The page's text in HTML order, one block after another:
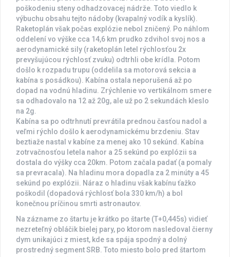
poškodeniu steny odhadzovacej nádrže. Toto viedlo k
výbuchu obsahu tejto nádoby (kvapalný vodík a kyslík).
Raketoplán však počas explózie nebol zničený. Po náhlom
oddelení vo výške cca 14,6 km prudko zdvihol svoj nos a
aerodynamické sily (raketoplán letel rýchlosťou 2x
prevyšujúcou rýchlosť zvuku) odtrhli obe krídla. Potom
došlo k rozpadu trupu (oddelila sa motorová sekcia a
kabína s posádkou). Kabína ostala neporušená až po
dopad na vodnú hladinu. Zrýchlenie vo vertikálnom smere
sa odhadovalo na 12 až 20g, ale už po 2 sekundách kleslo
na 2g.
Kabína sa po odtrhnutí prevrátila prednou časťou nadol a
veľmi rýchlo došlo k aerodynamickému brzdeniu. Stav
beztiaže nastal v kabíne za menej ako 10 sekúnd. Kabína
zotrvačnosťou letela nahor a 25 sekúnd po explózii sa
dostala do výšky cca 20km. Potom začala padať (a pomaly
sa prevracala). Na hladinu mora dopadla za 2 minúty a 45
sekúnd po explózii. Náraz o hladinu však kabínu ťažko
poškodil (dopadová rýchlosť bola 330 km/h) a bol
konečnou príčinou smrti astronautov.
Na zázname zo štartu je krátko po štarte (T+0,445s) vidieť
nezreteľný obláčik bielej pary, po ktorom nasledoval čierny
dym unikajúci z miest, kde sa spája spodný a dolný
prostredný segment SRB. Toto miesto bolo pred štartom